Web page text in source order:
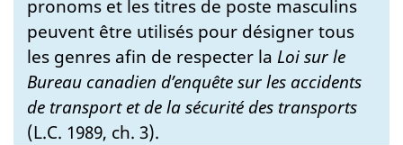
pronoms et les titres de poste masculins
peuvent être utilisés pour désigner tous
les genres afin de respecter la Loi sur le
Bureau canadien d’enquête sur les accidents
de transport et de la sécurité des transports
(L.C. 1989, ch. 3).